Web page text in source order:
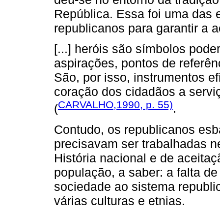
República. Essa foi uma das
republicanos para garantir a
[...] heróis são símbolos
aspirações, pontos de
São, por isso, instrumentos
coração dos cidadãos a
(CARVALHO,1990, p. 55).
Contudo, os republicanos
precisavam ser trabalhadas
História nacional e de
população, a saber: a falta
sociedade ao sistema
várias culturas e etnias.